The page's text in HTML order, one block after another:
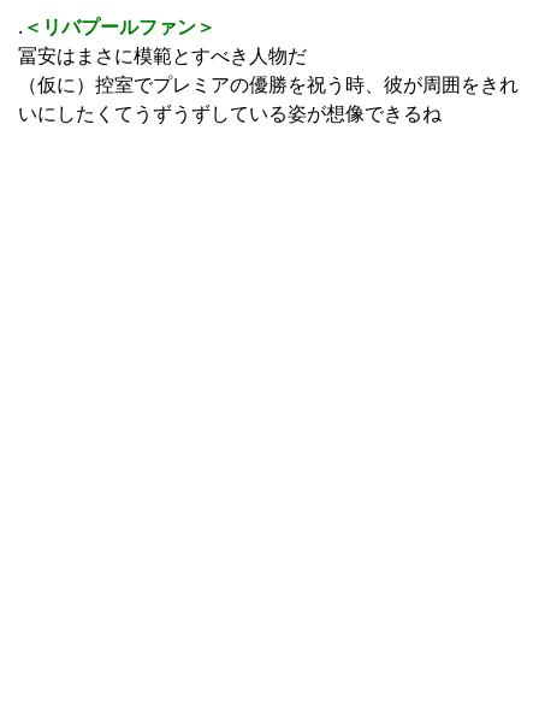
. ＜リバプールファン＞
冨安はまさに模範とすべき人物だ
（仮に）控室でプレミアの優勝を祝う時、彼が周囲をきれ
いにしたくてうずうずしている姿が想像できるね